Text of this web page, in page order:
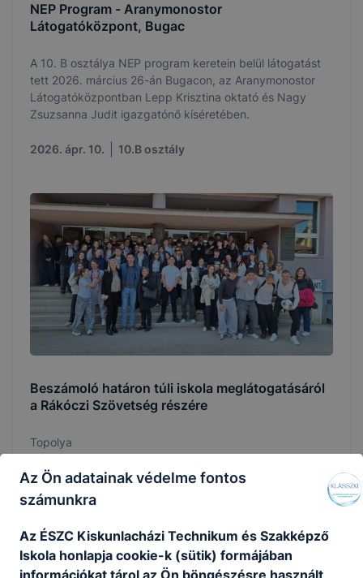
NEP Program - Aranymonostor
Látogatóközpont, Bugac
A 10. B osztálya NEP program keretein belül látogatást
tett 2026. március 26-án Bugacon, az Aranymonostor
Látogatóközpontban Lepp Krisztina oktató és Nagy
Zsuzsanna Judit igazgatónő kíséretében.
2026. ápr. 10. 10.B osztály
Beszámoló határon túli iskola meglátogatásáról
a Rákóczi Szövetség részére
Topolya
2026. márc. 10. Igazgatóság
Málenkij Robot Emlékhely
Az Ön adatainak védelme fontos
számunkra
Az ÉSZC Kiskunlacházi Technikum és Szakképző
Iskola honlapja cookie-k (sütik) formájában
információkat tárol az Ön böngészésre használt